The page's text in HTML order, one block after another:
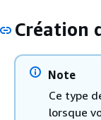
Création
Note
Ce type
lorsque